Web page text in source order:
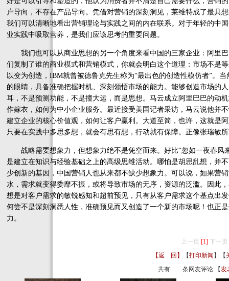
户导向，不存在产品导向。凭借对营销的深刻洞见，莱维特成了最具
我们可以清晰地看出营销理论与实践之间的内在联系。对于年轻的中
业实践中吸取营养，是我们应该思考的重要问题。
我们也可以从商业思想的另一个角度来看中国的三家企业：阿里
们复制了谁的商业模式和营销模式，你就会明白这个道理：市场不是
以变为创造，IBM就曾被德鲁克先生称为“最出色的创造性模仿者”。
的眼睛，具备准确把握时机、深刻领悟市场的能力。能够创造市场的
耳，不是预测功能，不是撞大运，而是思想。马云成立阿里巴巴的动
作嫁衣，如何为中小企业服务。最近接受美国记者采访，马云说他并
建立企业的核心价值观，如何让客户赢利。大道至简，也许，这就是
只要在实践中多思多想，就会有思有想，行动就有保障。正像张瑞敏
战略需要想象力，但想象力绝不是凭空而来。好比“忽如一夜春风
是建立在知识与经验基础之上的高级思维活动。哪怕是胡思乱想，并
少创新的基因，中国营销人也从来都不缺少想象力。可以说，如果营
水，需求就变得委靡不振，或将导致市场的无序，资源的泛滥。因此
想是对客户需求的敏锐感知和超前预见，只有从客户需求这个基点出
何尝不是深刻洞悉人性，准确预见而又创造了一个新的市场呢！也正
力。
上一页 [1] 下一页
【返 回】
【打印新闻 】【
共有
条网友评论 【发